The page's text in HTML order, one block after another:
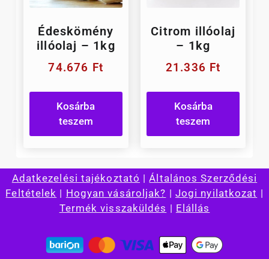
Édeskömény
illóolaj – 1kg
74.676 Ft
Kosárba
teszem
Citrom illóolaj
– 1kg
21.336 Ft
Kosárba
teszem
Adatkezelési tajékoztató |Általános Szerződési
Feltételek | Hogyan vásároljak? | Jogi nyilatkozat |
Termék visszaküldés | Elállás